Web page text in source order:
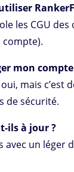
les CGU
mon
mais c’est
de sécurité.
ils à jour ?
avec un léger